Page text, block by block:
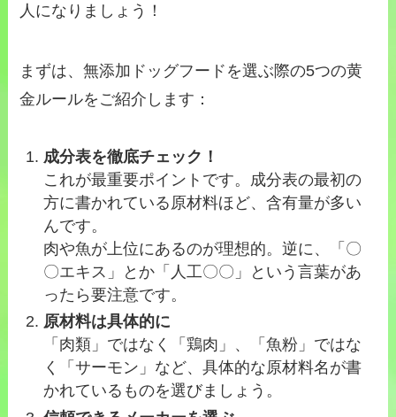
人になりましょう！
まずは、無添加ドッグフードを選ぶ際の5つの黄
金ルールをご紹介します：
成分表を徹底チェック！
これが最重要ポイントです。成分表の最初の
方に書かれている原材料ほど、含有量が多い
んです。
肉や魚が上位にあるのが理想的。逆に、「〇
〇エキス」とか「人工〇〇」という言葉があ
ったら要注意です。
原材料は具体的に
「肉類」ではなく「鶏肉」、「魚粉」ではな
く「サーモン」など、具体的な原材料名が書
かれているものを選びましょう。